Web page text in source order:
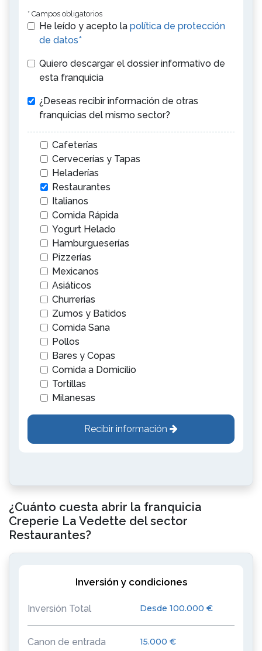
* Campos obligatorios
He leído y acepto la política de protección
de datos*
Quiero descargar el dossier informativo de
esta franquicia
¿Deseas recibir información de otras
franquicias del mismo sector?
Cafeterías
Cervecerías y Tapas
Heladerías
Restaurantes
Italianos
Comida Rápida
Yogurt Helado
Hamburgueserías
Pizzerías
Mexicanos
Asiáticos
Churrerías
Zumos y Batidos
Comida Sana
Pollos
Bares y Copas
Comida a Domicilio
Tortillas
Milanesas
Recibir información
¿Cuánto cuesta abrir la franquicia
Creperie La Vedette del sector
Restaurantes?
Inversión y condiciones
Inversión Total Desde 100.000 €
Canon de entrada 15.000 €